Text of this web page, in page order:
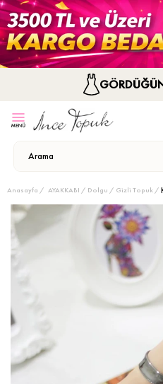
Anasayfa AYAKKABI Dolgu / Gizli Topuk